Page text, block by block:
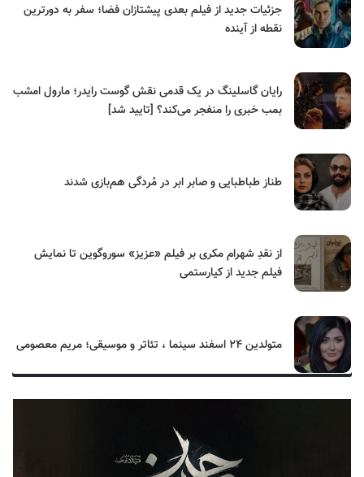
جزئیات جدید از فیلم بعدی پیشتازان فضا؛ سفر به دورترین
نقطه از آینده
رایان گاسلینگ در یک قدمی نقش گوست رایدر؛ مارول امشب
بمب خبری را منفجر می‌کند؟ [تایید شد]
طناز طباطبایی و صابر ابر در مُردگی هم‌بازی شدند
از نقدِ شهرام مکری بر فیلم «عزیز» سوروگوین تا نمایش
فیلم جدید از کیارستمی
متولدین ۲۴ اسفند سینما ، تئاتر و موسیقی؛ مریم معصومی